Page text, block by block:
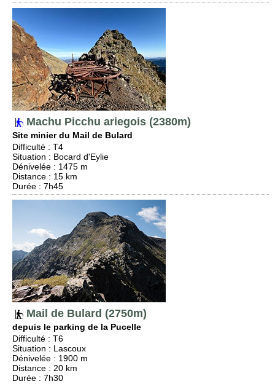
Machu Picchu ariegois (2380m)
Site minier du Mail de Bulard
Difficulté : T4
Situation : Bocard d'Eylie
Dénivelée : 1475 m
Distance : 15 km
Durée : 7h45
Mail de Bulard (2750m)
depuis le parking de la Pucelle
Difficulté : T6
Situation : Lascoux
Dénivelée : 1900 m
Distance : 20 km
Durée : 7h30